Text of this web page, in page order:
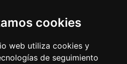
cookies
web utiliza cookies y
de seguimiento
El Primer Renacimiento